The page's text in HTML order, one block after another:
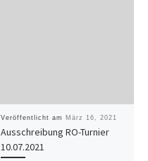
Veröffentlicht am März 16, 2021
Ausschreibung RO-Turnier
10.07.2021